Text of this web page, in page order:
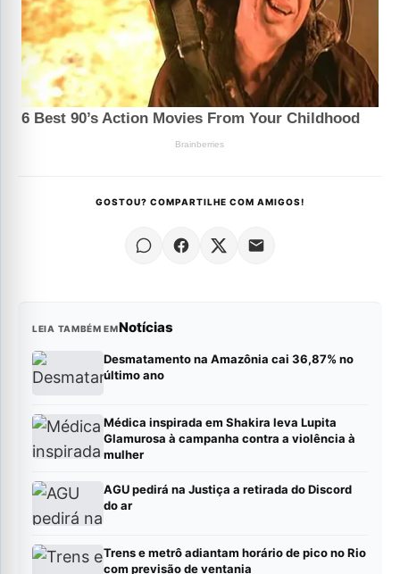
GOSTOU? COMPARTILHE COM AMIGOS!
LEIA TAMBÉM EMNotícias
Desmatamento na Amazônia cai 36,87% no
último ano
Médica inspirada em Shakira leva Lupita
Glamurosa à campanha contra a violência à
mulher
AGU pedirá na Justiça a retirada do Discord
do ar
Trens e metrô adiantam horário de pico no Rio
com previsão de ventania